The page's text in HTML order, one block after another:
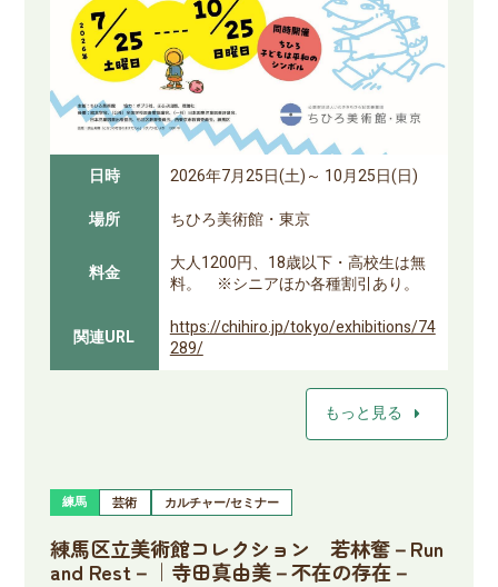
日時
2026年7月25日(土)～ 10月25日(日)
場所
ちひろ美術館・東京
料金
大人1200円、18歳以下・高校生は無
料。 ※シニアほか各種割引あり。
関連URL
https://chihiro.jp/tokyo/exhibitions/74
289/
もっと見る arrow_right
練馬 芸術 カルチャー/セミナー
練馬区立美術館コレクション 若林奮－Run
and Rest－｜寺田真由美－不在の存在－